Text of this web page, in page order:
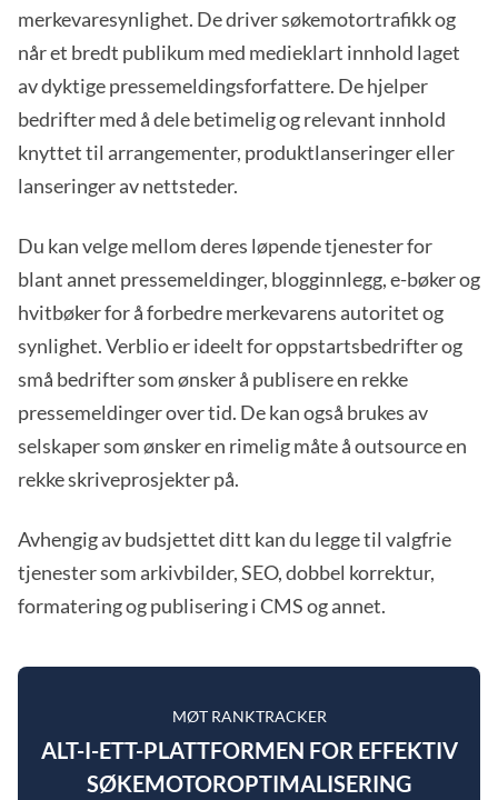
merkevaresynlighet. De driver søkemotortrafikk og
når et bredt publikum med medieklart innhold laget
av dyktige pressemeldingsforfattere. De hjelper
bedrifter med å dele betimelig og relevant innhold
knyttet til arrangementer, produktlanseringer eller
lanseringer av nettsteder.
Du kan velge mellom deres løpende tjenester for
blant annet pressemeldinger, blogginnlegg, e-bøker og
hvitbøker for å forbedre merkevarens autoritet og
synlighet. Verblio er ideelt for oppstartsbedrifter og
små bedrifter som ønsker å publisere en rekke
pressemeldinger over tid. De kan også brukes av
selskaper som ønsker en rimelig måte å outsource en
rekke skriveprosjekter på.
Avhengig av budsjettet ditt kan du legge til valgfrie
tjenester som arkivbilder, SEO, dobbel korrektur,
formatering og publisering i CMS og annet.
MØT RANKTRACKER
ALT-I-ETT-PLATTFORMEN FOR EFFEKTIV
SØKEMOTOROPTIMALISERING